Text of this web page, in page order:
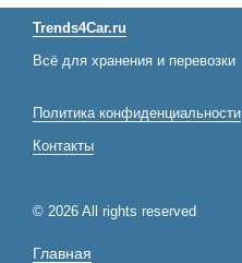
Trends4Car.ru
Всё для хранения и перевозки
Политика конфиденциальности
Контакты
© 2026 All rights reserved
Главная